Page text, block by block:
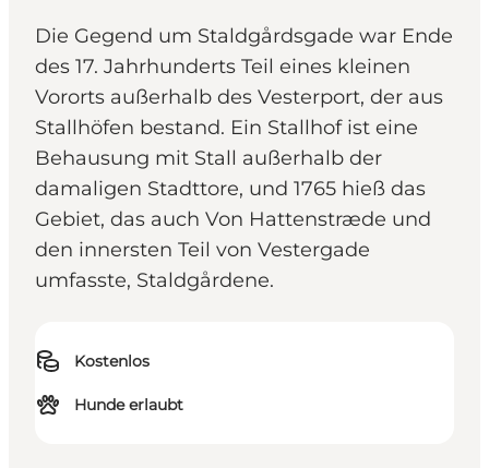
Die Gegend um Staldgårdsgade war Ende
des 17. Jahrhunderts Teil eines kleinen
Vororts außerhalb des Vesterport, der aus
Stallhöfen bestand. Ein Stallhof ist eine
Behausung mit Stall außerhalb der
damaligen Stadttore, und 1765 hieß das
Gebiet, das auch Von Hattenstræde und
den innersten Teil von Vestergade
umfasste, Staldgårdene.
Kostenlos
Hunde erlaubt